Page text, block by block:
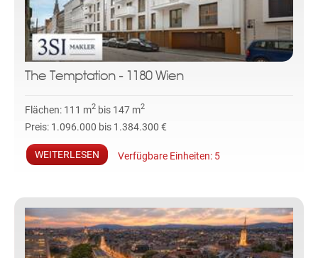
The Temptation - 1180 Wien
Flächen: 111 m2 bis 147 m2
Preis: 1.096.000 bis 1.384.300 €
WEITERLESEN Verfügbare Einheiten: 5